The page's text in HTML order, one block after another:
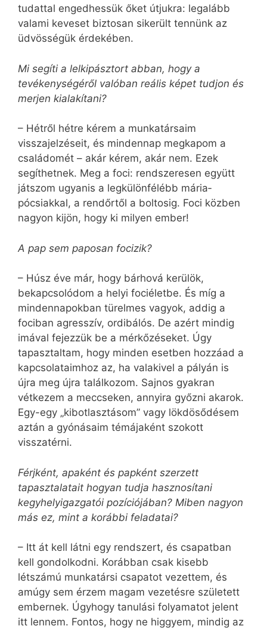
tudattal engedhessük őket útjukra: legalább
valami keveset biztosan sikerült tennünk az
üdvösségük érdekében.
Mi segíti a lelkipásztort abban, hogy a
tevékenységéről valóban reális képet tudjon és
merjen kialakítani?
– Hétről hétre kérem a munkatársaim
visszajelzéseit, és mindennap megkapom a
családomét – akár kérem, akár nem. Ezek
segíthetnek. Meg a foci: rendszeresen együtt
játszom ugyanis a legkülönfélébb mária­
pócsiakkal, a rendőrtől a boltosig. Foci közben
nagyon kijön, hogy ki milyen ember!
A pap sem paposan focizik?
– Húsz éve már, hogy bárhová kerülök,
bekapcsolódom a helyi fociéletbe. És míg a
mindennapokban türelmes vagyok, addig a
fociban agresszív, ordibálós. De azért mindig
imával fejezzük be a mérkőzéseket. Úgy
tapasztaltam, hogy minden esetben hozzáad a
kapcsolataimhoz az, ha valakivel a pályán is
újra meg újra találkozom. Sajnos gyakran
vétkezem a meccseken, annyira győzni akarok.
Egy-egy „kibotlasztásom” vagy lökdösődésem
aztán a gyónásaim témájaként szokott
visszatérni.
Férjként, apaként és papként szerzett
tapasztalatait hogyan tudja hasznosítani
kegyhelyigazgatói pozíciójában? Miben nagyon
más ez, mint a korábbi feladatai?
– Itt át kell látni egy rendszert, és csapatban
kell gondolkodni. Korábban csak kisebb
létszámú munkatársi csapatot vezettem, és
amúgy sem érzem magam vezetésre született
embernek. Úgyhogy tanulási folyamatot jelent
itt lennem. Fontos, hogy ne higgyem, mindig az